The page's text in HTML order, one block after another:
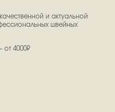
и актуальной
швейных
4000₽